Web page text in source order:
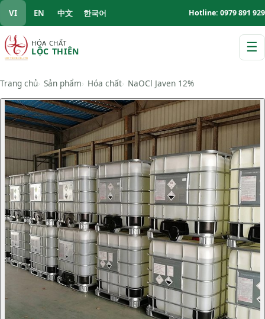
VI EN 中文 한국어 Hotline: 0979 891 929
HÓA CHẤT
LỘC THIÊN ☰
Trang chủ Sản phẩm Hóa chất NaOCl Javen 12%